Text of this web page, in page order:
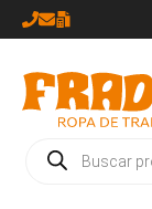
Saltar
al
contenido
Búsqueda
de